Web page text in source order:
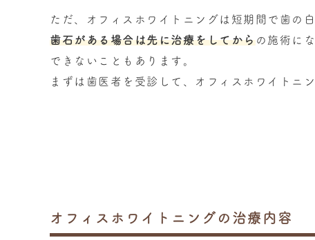
ただ、オフィスホワイトニングは短期間で歯の
歯石がある場合は先に治療をしてからの施術に
できないこともあります。
まずは歯医者を受診して、オフィスホワイトニ
オフィスホワイトニングの 治療内容